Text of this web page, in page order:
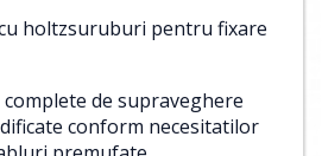
holtzsuruburi pentru fixare
complete de supraveghere
conform necesitatilor